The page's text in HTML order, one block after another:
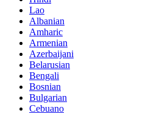
Lao
Albanian
Amharic
Armenian
Azerbaijani
Belarusian
Bengali
Bosnian
Bulgarian
Cebuano